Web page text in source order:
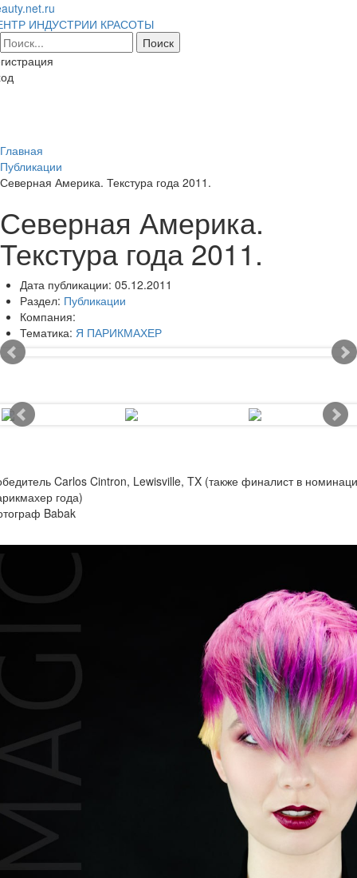
ИНДУСТРИИ КРАСОТЫ
Главная
Публикации
Северная Америка. Текстура года 2011.
Северная Америка.
Текстура года 2011.
Дата публикации: 05.12.2011
Раздел: Публикации
Компания:
Тематика: Я ПАРИКМАХЕР
Carlos Cintron, Lewisville, TX (также финалист в
года)
Babak